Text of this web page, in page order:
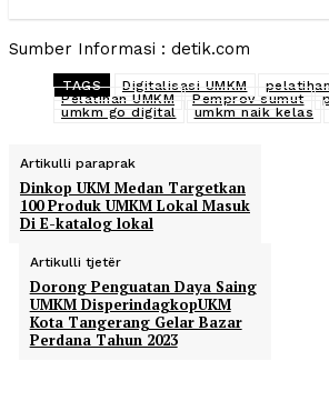
Sumber Informasi : detik.com
TAGS Digitalisasi UMKM
Pelatihan UMKM
Pemprov sumut
umkm go digital
umkm naik kelas
Artikulli paraprak
Dinkop UKM Medan Targetkan
100 Produk UMKM Lokal Masuk
Di E-katalog lokal
Artikulli tjetër
Dorong Penguatan Daya Saing
UMKM DisperindagkopUKM
Kota Tangerang Gelar Bazar
Perdana Tahun 2023